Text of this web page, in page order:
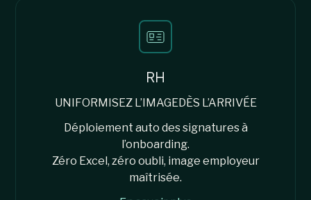
RH
UNIFORMISEZ L’IMAGEDÈS L’ARRIVÉE
Déploiement auto des signatures à
l’onboarding.
Zéro Excel, zéro oubli, image employeur
maîtrisée.